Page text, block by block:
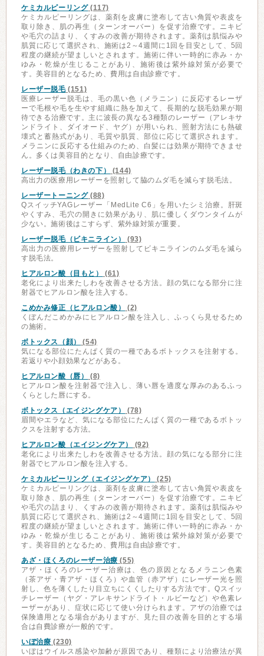
ケミカルピーリング(117)
ケミカルピーリングは、薬剤を皮膚に塗布して古い角質や表皮を
取り除き、肌の再生（ターンオーバー）を促す治療です。ニキビ
や毛穴の詰まり、くすみの改善が期待されます。薬剤は肌悩みや
肌質に応じて選択され、施術は2～4週間に1回を目安として、5回
程度の継続が望ましいとされます。施術に伴い一時的に赤み・か
ゆみ・乾燥が生じることがあり、施術後は紫外線対策が必要で
す。美容目的となるため、費用は自由診療です。
レーザー脱毛(151)
医療レーザー脱毛は、毛の黒い色（メラニン）に反応するレーザ
ーで毛根や毛を生やす組織に熱を加えて、長期的な脱毛効果が期
待できる治療です。主に波長の異なる3種類のレーザー（アレキサ
ンドライト、ダイオード、ヤグ）が用いられ、照射方法にも熱破
壊式と蓄熱式があり、毛質や肌質、部位に応じて選択されます。
メラニンに反応する仕組みのため、白髪には効果が期待できませ
ん。多くは美容目的となり、自由診療です。
レーザー脱毛（わきの下）
(144)
高出力の医療用レーザーを照射して脇のムダ毛を減らす脱毛法。
レーザートーニング(88)
QスイッチYAGレーザー「MedLite C6」を用いたシミ治療。肝斑
やくすみ、毛穴の開きに効果があり、肌に優しくダウンタイムが
少ない。施術後はこすらず、紫外線対策が重要。
レーザー脱毛（ビキニライン）
(93)
高出力の医療用レーザーを照射してビキニラインのムダ毛を減ら
す脱毛法。
ヒアルロン酸（目もと）
(61)
老化により出来たしわを改善させる方法。顔の気になる部分に注
射器でヒアルロン酸を注入する。
こめかみ修正（ヒアルロン酸）
(2)
くぼんだこめかみにヒアルロン酸を注入し、ふっくら見せるため
の施術。
ボトックス（顔）
(54)
気になる部位にたんぱく質の一種であるボトックスを注射する。
若返りや小顔効果などがある。
ヒアルロン酸（唇）
(8)
ヒアルロン酸を注射器で注入し、薄い唇を適度な厚みのあるふっ
くらとした唇にする。
ボトックス（エイジングケア）
(78)
眉間やエラなど、気になる部位にたんぱく質の一種であるボトッ
クスを注射する方法。
ヒアルロン酸（エイジングケア）
(92)
老化により出来たしわを改善させる方法。顔の気になる部分に注
射器でヒアルロン酸を注入する。
ケミカルピーリング（エイジングケア）
(25)
ケミカルピーリングは、薬剤を皮膚に塗布して古い角質や表皮を
取り除き、肌の再生（ターンオーバー）を促す治療です。ニキビ
や毛穴の詰まり、くすみの改善が期待されます。薬剤は肌悩みや
肌質に応じて選択され、施術は2～4週間に1回を目安として、5回
程度の継続が望ましいとされます。施術に伴い一時的に赤み・か
ゆみ・乾燥が生じることがあり、施術後は紫外線対策が必要で
す。美容目的となるため、費用は自由診療です。
あざ・ほくろのレーザー治療 (55)
アザ・ほくろのレーザー治療は、色の原因となるメラニン色素
（茶アザ・青アザ・ほくろ）や血管（赤アザ）にレーザー光を照
射し、色を薄くしたり目立ちにくくしたりする方法です。Qスイッ
チレーザー（ヤグ・アレキサンドライト・ルビーなど）や色素レ
ーザーがあり、症状に応じて使い分けられます。アザの治療では
保険適用となる場合がありますが、見た目の改善を目的とする場
合は自費診療が一般的です。
いぼ治療 (230)
いぼはウイルス感染や加齢が原因であり、種類により治療法が異